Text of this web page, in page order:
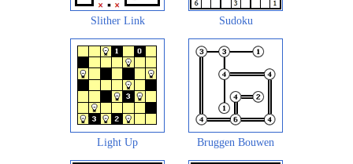
Slither Link Sudoku
Light Up Bruggen Bouwen